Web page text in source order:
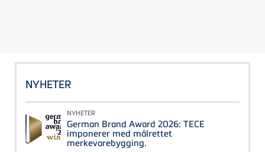
NYHETER
NYHETER
German Brand Award 2026: TECE
imponerer med målrettet
merkevarebygging.